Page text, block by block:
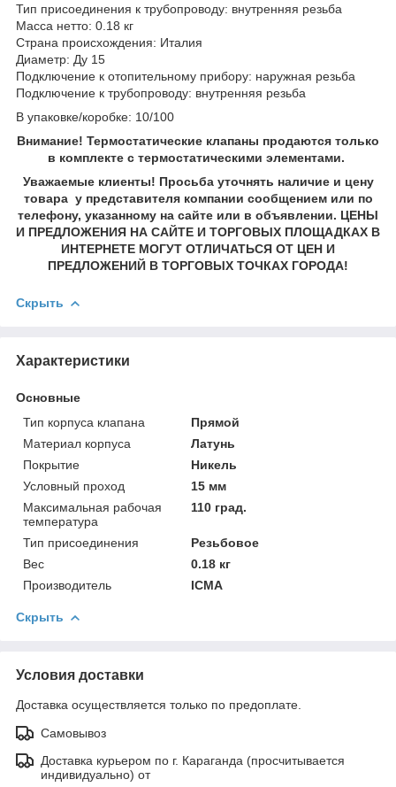
Тип присоединения к трубопроводу: внутренняя резьба
Масса нетто: 0.18 кг
Страна происхождения: Италия
Диаметр: Ду 15
Подключение к отопительному прибору: наружная резьба
Подключение к трубопроводу: внутренняя резьба
В упаковке/коробке: 10/100
Внимание! Термостатические клапаны продаются только
в комплекте с термостатическими элементами.
Уважаемые клиенты! Просьба уточнять наличие и цену
товара у представителя компании сообщением или по
телефону, указанному на сайте или в объявлении. ЦЕНЫ
И ПРЕДЛОЖЕНИЯ НА САЙТЕ И ТОРГОВЫХ ПЛОЩАДКАХ В
ИНТЕРНЕТЕ МОГУТ ОТЛИЧАТЬСЯ ОТ ЦЕН И
ПРЕДЛОЖЕНИЙ В ТОРГОВЫХ ТОЧКАХ ГОРОДА!
Скрыть
Характеристики
Основные
Тип корпуса клапана
Прямой
Материал корпуса
Латунь
Покрытие
Никель
Условный проход
15 мм
Максимальная рабочая
температура
110 град.
Тип присоединения
Резьбовое
Вес
0.18 кг
Производитель
ICMA
Скрыть
Условия доставки
Доставка осуществляется только по предоплате.
Самовывоз
Доставка курьером по г. Караганда (просчитывается
индивидуально) от